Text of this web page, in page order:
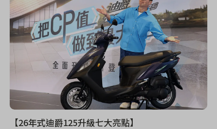
【26年式迪爵125升級七大亮點】